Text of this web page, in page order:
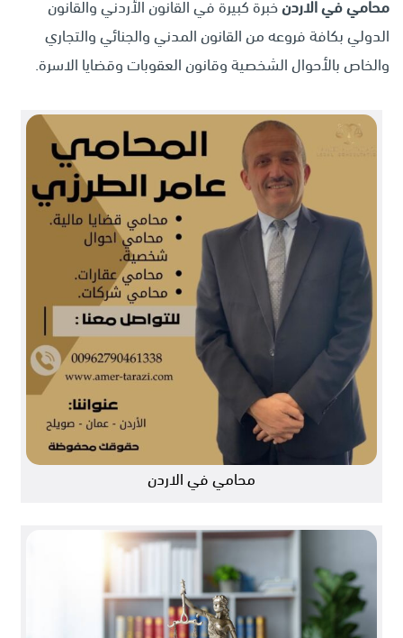
محامي في الاردنخبرة كبيرة في القانون الأردني والقانون
الدولي بكافة فروعه من القانون المدني والجنائي والتجاري
والخاص بالأحوال الشخصية وقانون العقوبات وقضايا الاسرة.
محامي في الاردن